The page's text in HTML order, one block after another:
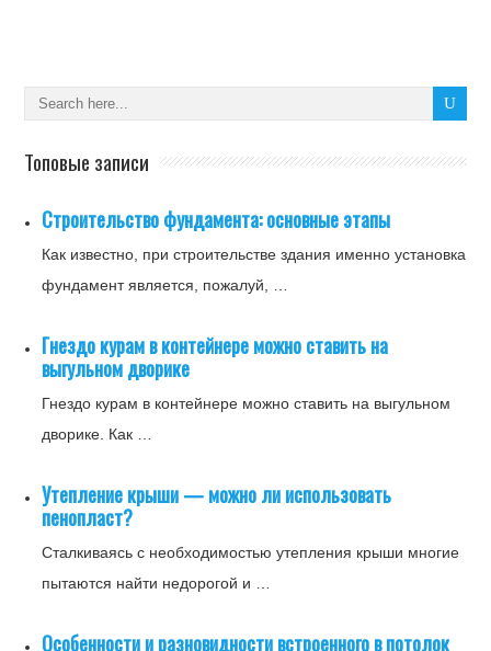
Топовые записи
Строительство фундамента: основные этапы
Как известно, при строительстве здания именно установка
фундамент является, пожалуй, …
Гнездо курам в контейнере можно ставить на
выгульном дворике
Гнездо курам в контейнере можно ставить на выгульном
дворике. Как …
Утепление крыши — можно ли использовать
пенопласт?
Сталкиваясь с необходимостью утепления крыши многие
пытаются найти недорогой и …
Особенности и разновидности встроенного в потолок